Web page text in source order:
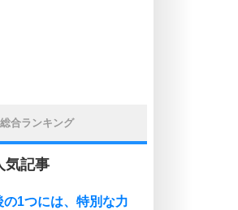
総合ランキング
気記事
の1つには、特別な力